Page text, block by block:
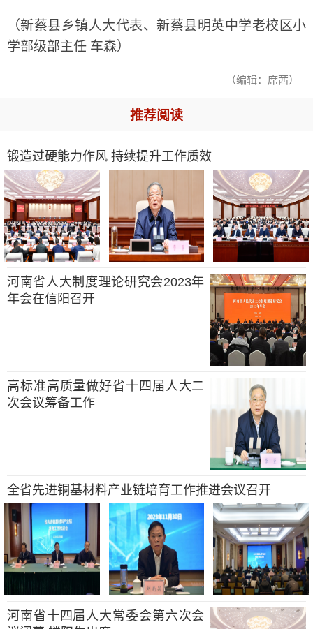
（新蔡县乡镇人大代表、新蔡县明英中学老校区小
学部级部主任 车森）
（编辑：席茜）
推荐阅读
锻造过硬能力作风 持续提升工作质效
河南省人大制度理论研究会2023年
年会在信阳召开
高标准高质量做好省十四届人大二
次会议筹备工作
全省先进铜基材料产业链培育工作推进会议召开
河南省十四届人大常委会第六次会